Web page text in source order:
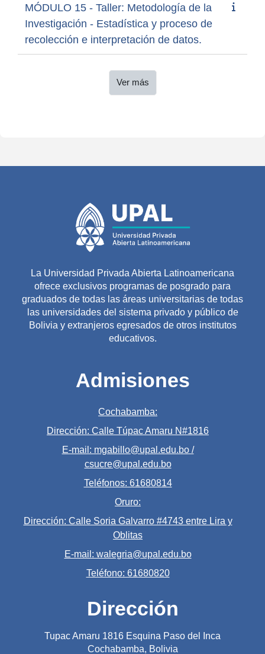
MÓDULO 15 - Taller: Metodología de la
Investigación - Estadística y proceso de
recolección e interpretación de datos.
Ver más
La Universidad Privada Abierta Latinoamericana
ofrece exclusivos programas de posgrado para
graduados de todas las áreas universitarias de todas
las universidades del sistema privado y público de
Bolivia y extranjeros egresados de otros institutos
educativos.
Admisiones
Cochabamba:
Dirección: Calle Túpac Amaru N#1816
E-mail: mgabillo@upal.edu.bo /
csucre@upal.edu.bo
Teléfonos: 61680814
Oruro:
Dirección: Calle Soria Galvarro #4743 entre Lira y
Oblitas
E-mail: walegria@upal.edu.bo
Teléfono: 61680820
Dirección
Tupac Amaru 1816 Esquina Paso del Inca
Cochabamba, Bolivia